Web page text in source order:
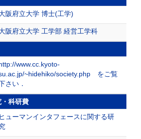
阪府立大学 博士(工学)
阪府立大学 工学部 経営工学科
www.cc.kyoto-
~hidehiko/society.php をご覧
さい．
科研費
ヒューマンインタフェースに関する研